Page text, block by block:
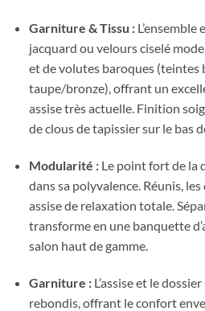
Garniture & Tissu :L’ensemble
jacquard ou velours ciselé
et de volutes baroques (teintes
taupe/bronze), offrant un
assise très actuelle. Finition
de clous de tapissier sur le bas
Modularité :Le point fort de la
dans sa polyvalence. Réunis,
assise de relaxation totale.
transforme en une banquette
salon haut de gamme.
Garniture :L’assise et le
rebondis, offrant le confort